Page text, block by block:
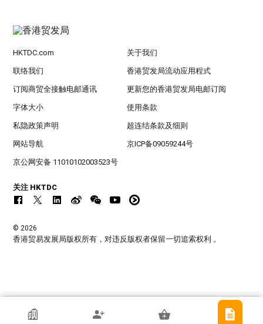
香港贸发局参展商
HKTDC.com 关于我们
联络我们 香港贸发局流动应用程式
订阅商贸全接触电邮通讯 更新您的香港贸发局电邮订阅
字体大小 使用条款
私隐政策声明 超连结条款及细则
网站导航 京ICP备09059244号
京公网安备 11010102003523号
关注 HKTDC
© 2026
香港贸易发展局版权所有，对违反版权者保留一切追索权利 。